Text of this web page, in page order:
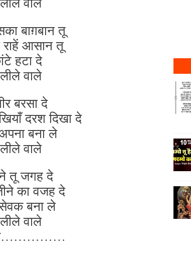
बाग़बान तू
आसान तू
हटा दे
वाले
बरसा दे
दरश दिखा दे
बना ले
वाले
तू जगह दे
का वजह दे
सेवक बना ले
वाले